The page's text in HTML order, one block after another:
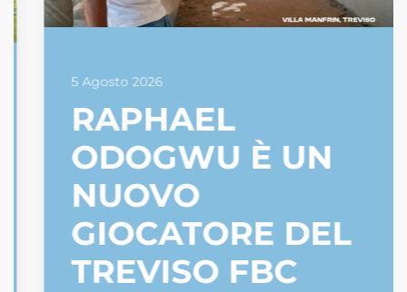
5 Agosto 2026
RAPHAEL
ODOGWU È UN
NUOVO
GIOCATORE DEL
TREVISO FBC